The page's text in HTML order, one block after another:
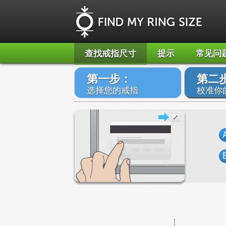
查找戒指尺寸 提示 常见问
第一步：
选择您的戒指
第二
校准你